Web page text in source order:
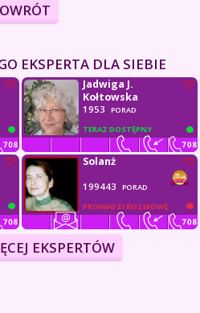
EKSPERTA DLA SIEBIE
TERAZ DOSTĘPNY
Jadwiga J.
Kołtowska
1953 PORAD
PROWADZI ROZMOWĘ
Solanż
199443 PORAD
EKSPERTÓW